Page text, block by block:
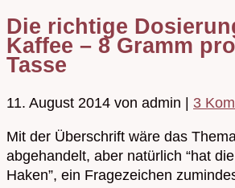
Die richtige
Kaffee – 8 Gramm
Tasse
11. August 2014 von admin | 3
Mit der Überschrift wäre das
abgehandelt, aber natürlich “hat
Haken”, ein Fragezeichen